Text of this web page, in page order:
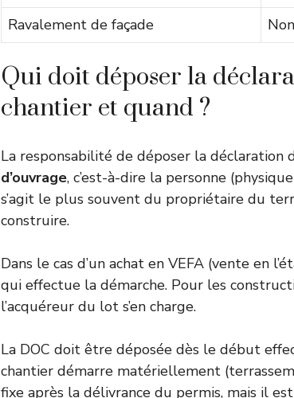
Ravalement de façade
Non
Qui doit déposer la
chantier et quand ?
La responsabilité de déposer la déclaration
d’ouvrage, c’est-à-dire la personne
s’agit le plus souvent du propriétaire du
construire.
Dans le cas d’un achat en VEFA (vente en
qui effectue la démarche. Pour les
l’acquéreur du lot s’en charge.
La DOC doit être déposée dès le début
chantier démarre matériellement
fixe après la délivrance du permis, mais il